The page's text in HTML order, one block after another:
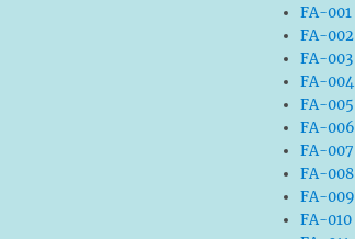
FA-001
FA-002
FA-003
FA-004
FA-005
FA-006
FA-007
FA-008
FA-009
FA-010